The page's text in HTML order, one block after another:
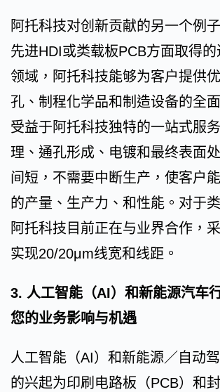
阿托科技对创新贡献的另一个例
先进HDI或类载板PCB方面取得
领域，阿托科技能够为客户提供
孔、制程化学品和制造设备的全
受益于阿托科技独特的一站式服
理、通孔形成、电镀和最终表面
间短，不需要中断生产，使客户
的产量、生产力、和性能。对于
阿托科技目前正在与业界合作，
实现20/20μm线宽和线距。
3. 人工智能（AI）和新能源汽车
您的业务影响与机遇
人工智能（AI）和新能源／自动
的兴起为印刷电路板（PCB）和